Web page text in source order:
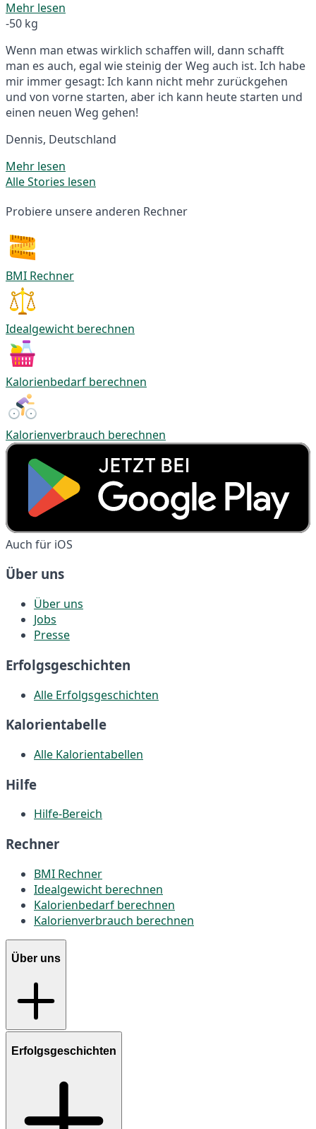
Mehr lesen
-50 kg
Wenn man etwas wirklich schaffen will, dann schafft
man es auch, egal wie steinig der Weg auch ist. Ich habe
mir immer gesagt: Ich kann nicht mehr zurückgehen
und von vorne starten, aber ich kann heute starten und
einen neuen Weg gehen!
Dennis, Deutschland
Mehr lesen
Alle Stories lesen
Probiere unsere anderen Rechner
BMI Rechner
Idealgewicht berechnen
Kalorienbedarf berechnen
Kalorienverbrauch berechnen
Auch für iOS
Über uns
Über uns
Jobs
Presse
Erfolgsgeschichten
Alle Erfolgsgeschichten
Kalorientabelle
Alle Kalorientabellen
Hilfe
Hilfe-Bereich
Rechner
BMI Rechner
Idealgewicht berechnen
Kalorienbedarf berechnen
Kalorienverbrauch berechnen
Über uns
Erfolgsgeschichten